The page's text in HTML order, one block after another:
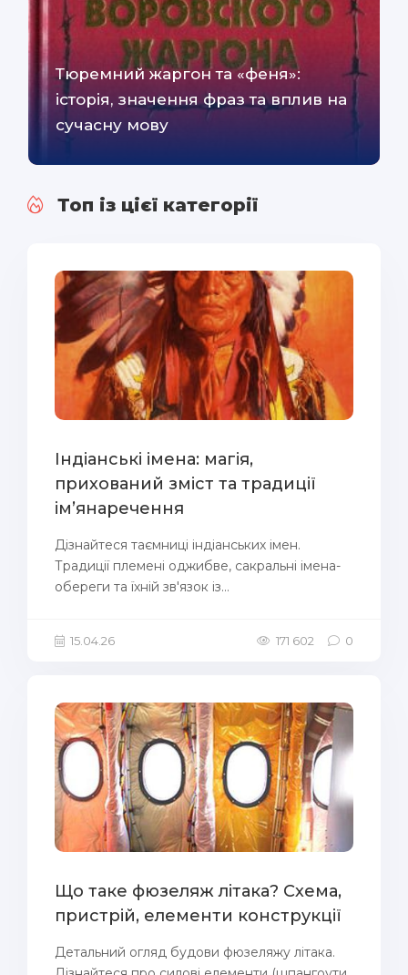
Тюремний жаргон та «феня»:
історія, значення фраз та вплив на
сучасну мову
Топ із цієї категорії
Індіанські імена: магія,
прихований зміст та традиції
ім’янаречення
Дізнайтеся таємниці індіанських імен.
Традиції племені оджибве, сакральні імена-
обереги та їхній зв'язок із...
15.04.26 171 602 0
Що таке фюзеляж літака? Схема,
пристрій, елементи конструкції
Детальний огляд будови фюзеляжу літака.